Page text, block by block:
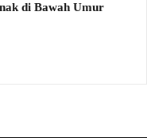
di Bawah Umur